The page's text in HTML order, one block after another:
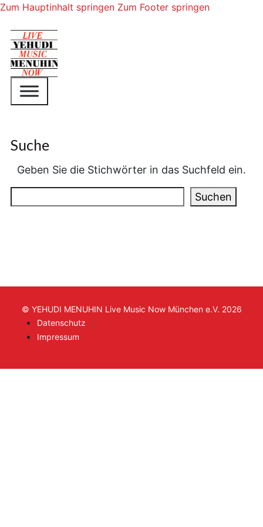
Zum Hauptinhalt springen Zum Footer springen
Suche
Geben Sie die Stichwörter in das Suchfeld ein.
Suchen
© YEHUDI MENUHIN Live Music Now München e.V. 2026
Datenschutz
Impressum